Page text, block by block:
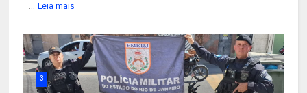
Leia mais
3